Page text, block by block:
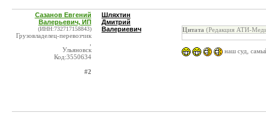
Сазанов Евгений
Валерьевич, ИП
(ИНН:732717158843)
Грузовладелец-перевозчик
Ульяновск
Код:3550634
#2
Шляхтин
Дмитрий
Валериевич
Цитата (Редакция АТИ-
наш суд,